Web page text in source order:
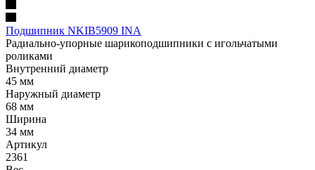
Подшипник NKIB5909 INA
Радиально-упорные шарикоподшипники с игольчатыми
роликами
Внутренний диаметр
45 мм
Наружный диаметр
68 мм
Ширина
34 мм
Артикул
2361